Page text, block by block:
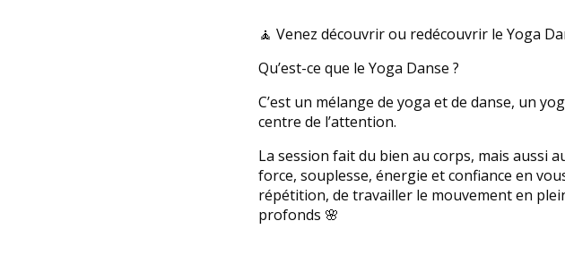
🧘 Venez découvrir ou redécouvrir le Yoga
Qu’est-ce que le Yoga Danse ?
C’est un mélange de yoga et de danse, un
centre de l’attention.
La session fait du bien au corps, mais aussi
force, souplesse, énergie et confiance en
répétition, de travailler le mouvement en
profonds 🌸